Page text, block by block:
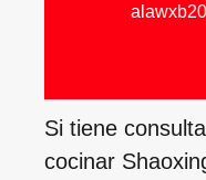
Si tiene
cocinar